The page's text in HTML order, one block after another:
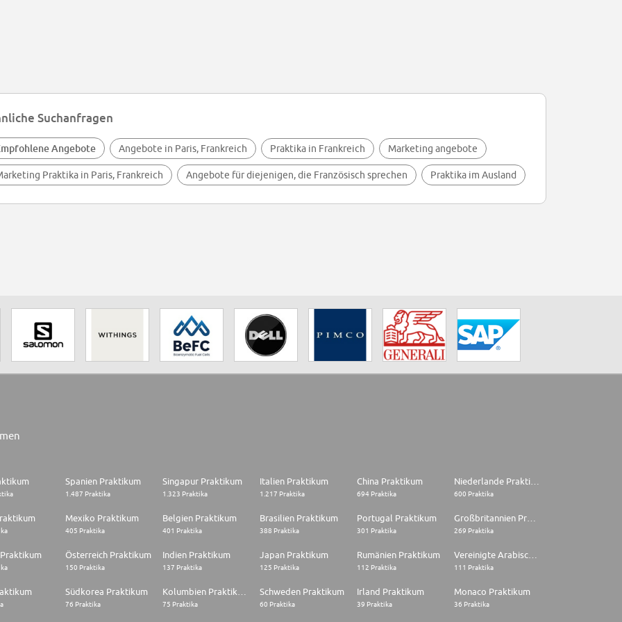
Suchanfragen
Angebote Angebote in Paris, Frankreich Praktika in Frankreich Marketing angebote
Praktika in Paris, Frankreich Angebote für diejenigen, die Französisch sprechen Praktika im Ausland
Spanien Praktikum
1.487 Praktika
Singapur Praktikum
1.323 Praktika
Italien Praktikum
1.217 Praktika
China Praktikum
694 Praktika 600 Praktika
Mexiko Praktikum
405 Praktika
Belgien Praktikum
401 Praktika
Brasilien Praktikum
388 Praktika
Portugal Praktikum
301 Praktika 269 Praktika
Österreich Praktikum
150 Praktika
Indien Praktikum
137 Praktika
Japan Praktikum
125 Praktika
Rumänien Praktikum
112 Praktika 111 Praktika
Südkorea Praktikum
76 Praktika 75 Praktika
Schweden Praktikum
60 Praktika
Irland Praktikum
39 Praktika
Monaco Praktikum
36 Praktika